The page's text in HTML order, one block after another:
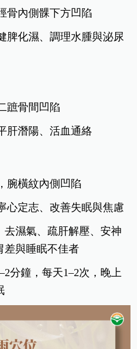
骨內側髁下方凹陷
脾化濕、調理水腫與泌尿
蹠骨間凹陷
肝潛陽、活血通絡
腕橫紋內側凹陷
心定志、改善失眠與焦慮
濕氣、疏肝解壓、安神
差與睡眠不佳者
分鐘，每天1–2次，晚上